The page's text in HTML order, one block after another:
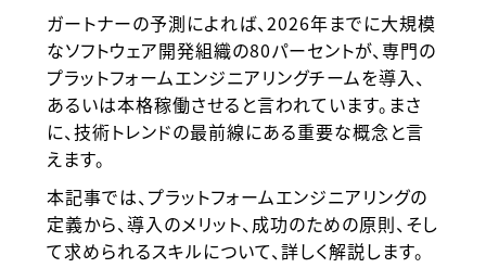
ガートナーの予測によれば、2026年までに大規模
なソフトウェア開発組織の80パーセントが、専門の
プラットフォームエンジニアリングチームを導入、
あるいは本格稼働させると言われています。まさ
に、技術トレンドの最前線にある重要な概念と言
えます。
本記事では、プラットフォームエンジニアリングの
定義から、導入のメリット、成功のための原則、そし
て求められるスキルについて、詳しく解説します。